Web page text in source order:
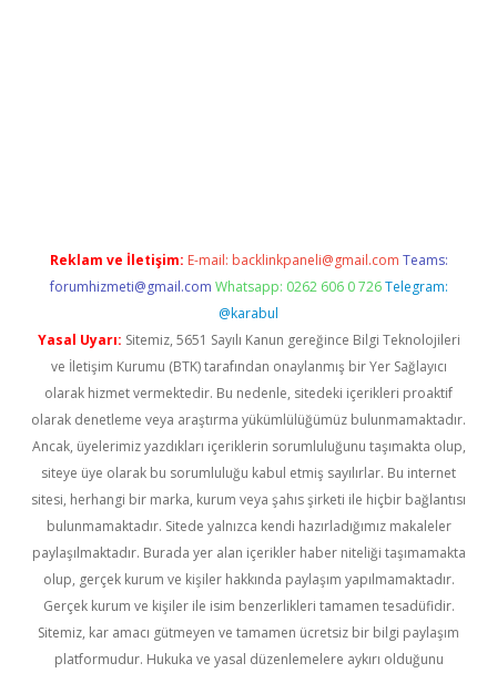
Reklam ve İletişim: E-mail: backlinkpaneli@gmail.com Teams:
forumhizmeti@gmail.com Whatsapp: 0262 606 0 726 Telegram:
@karabul
Yasal Uyarı: Sitemiz, 5651 Sayılı Kanun gereğince Bilgi Teknolojileri
ve İletişim Kurumu (BTK) tarafından onaylanmış bir Yer Sağlayıcı
olarak hizmet vermektedir. Bu nedenle, sitedeki içerikleri proaktif
olarak denetleme veya araştırma yükümlülüğümüz bulunmamaktadır.
Ancak, üyelerimiz yazdıkları içeriklerin sorumluluğunu taşımakta olup,
siteye üye olarak bu sorumluluğu kabul etmiş sayılırlar. Bu internet
sitesi, herhangi bir marka, kurum veya şahıs şirketi ile hiçbir bağlantısı
bulunmamaktadır. Sitede yalnızca kendi hazırladığımız makaleler
paylaşılmaktadır. Burada yer alan içerikler haber niteliği taşımamakta
olup, gerçek kurum ve kişiler hakkında paylaşım yapılmamaktadır.
Gerçek kurum ve kişiler ile isim benzerlikleri tamamen tesadüfidir.
Sitemiz, kar amacı gütmeyen ve tamamen ücretsiz bir bilgi paylaşım
platformudur. Hukuka ve yasal düzenlemelere aykırı olduğunu